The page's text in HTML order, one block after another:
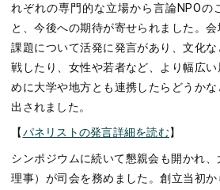
れぞれの専門的な立場から言論NPOの
と、今後への期待が寄せられました。
課題について活発に発言があり、文化
戦したり、女性や若者など、より幅広
めに大学や地方とも連携したらどうか
出されました。
【パネリストの発言詳細を読む】
シンポジウムに続いて懇親会も開かれ、
理事）が司会を務めました。創立当初